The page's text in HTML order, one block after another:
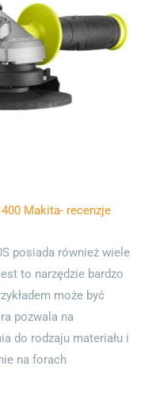
Makita- recenzje
posiada również wiele
to narzędzie bardzo
może być
pozwala na
do rodzaju materiału i
na forach